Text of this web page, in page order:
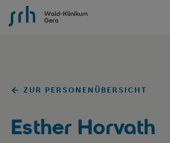
SRH Wald-Klinikum Gera
ZUR PERSONENÜBERSICHT
Esther Horvath